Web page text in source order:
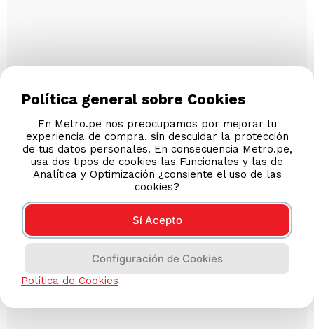
Política general sobre Cookies
En Metro.pe nos preocupamos por mejorar tu
experiencia de compra, sin descuidar la protección
de tus datos personales. En consecuencia Metro.pe,
usa dos tipos de cookies las Funcionales y las de
Analítica y Optimización ¿consiente el uso de las
cookies?
Sí Acepto
Configuración de Cookies
Política de Cookies